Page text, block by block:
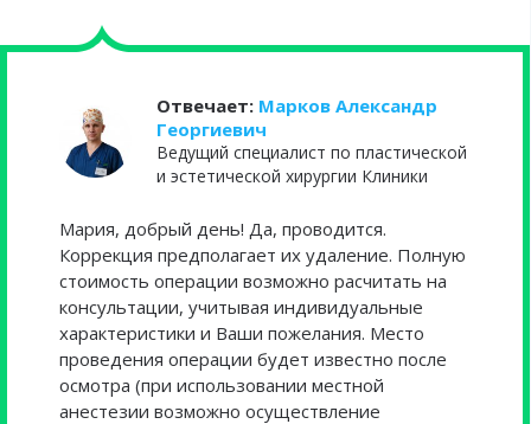
Отвечает: Марков Александр
Георгиевич
Ведущий специалист по пластической
и эстетической хирургии Клиники
Мария, добрый день! Да, проводится.
Коррекция предполагает их удаление. Полную
стоимость операции возможно расчитать на
консультации, учитывая индивидуальные
характеристики и Ваши пожелания. Место
проведения операции будет известно после
осмотра (при использовании местной
анестезии возможно осуществление